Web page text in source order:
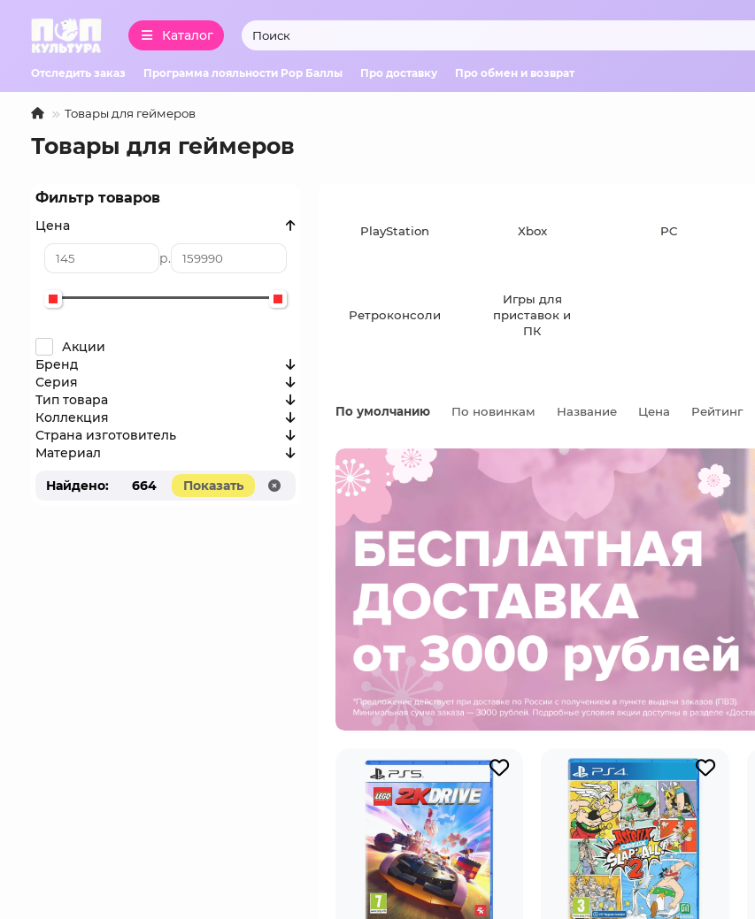
Каталог
Отследить заказ Программа лояльности Pop Баллы Про доставку Про обмен и возврат
Товары для геймеров
Товары для геймеров
Фильтр товаров
Цена
р.
Акции
Бренд
Серия
Тип товара
Коллекция
Страна изготовитель
Материал
Найдено: 664 Показать
PlayStation Xbox PC
Ретроконсоли
Игры для
приставок и
ПК
По умолчанию По новинкам Название Цена Рейтинг